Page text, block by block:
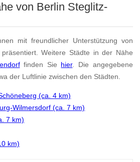
von Berlin Steglitz-
mit freundlicher Unterstützung von
Weitere Städte in der Nähe
finden Sie hier. Die angegebene
der Luftlinie zwischen den Städten.
(ca. 4 km)
Wilmersdorf (ca. 7 km)
7 km)
km)